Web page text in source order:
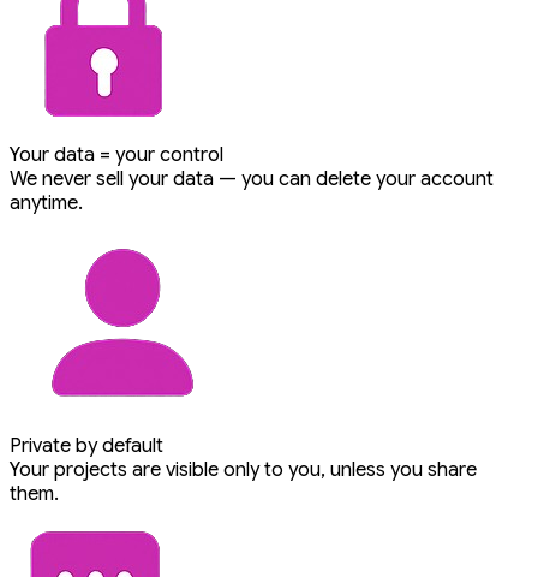
Your data = your control
We never sell your data — you can delete your account
anytime.
Private by default
Your projects are visible only to you, unless you share
them.